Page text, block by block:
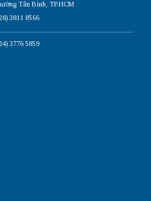
Tân Bình, TP.HCM
3811 8566
3776 5859